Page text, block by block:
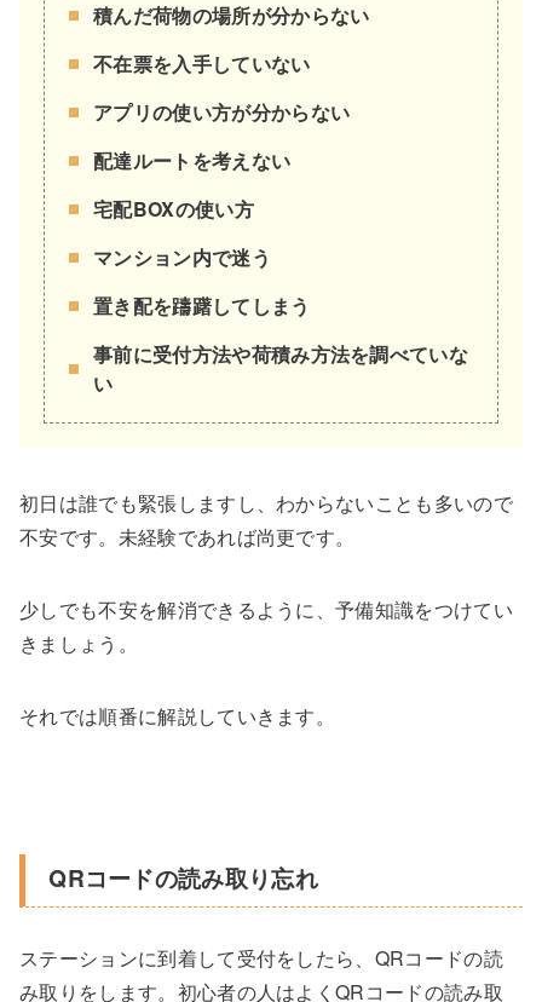
積んだ荷物の場所が分からない
不在票を入手していない
アプリの使い方が分からない
配達ルートを考えない
宅配BOXの使い方
マンション内で迷う
置き配を躊躇してしまう
事前に受付方法や荷積み方法を調べていな
い
初日は誰でも緊張しますし、わからないことも多いので
不安です。未経験であれば尚更です。
少しでも不安を解消できるように、予備知識をつけてい
きましょう。
それでは順番に解説していきます。
QRコードの読み取り忘れ
ステーションに到着して受付をしたら、QRコードの読
み取りをします。初心者の人はよくQRコードの読み取